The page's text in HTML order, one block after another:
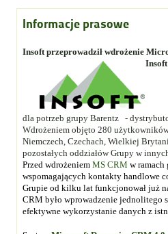
Informacje prasowe
Insoft przeprowadził wdrożenie
Insoft
dla potrzeb grupy Barentz -
Wdrożeniem objęto 280
Niemczech, Czechach, Wielkiej
pozostałych oddziałów Grupy w
Przed wdrożeniem MS CRM w ramach
wspomagających kontakty handlowe
Grupie od kilku lat funkcjonował już
CRM było wprowadzenie jednolitego
efektywne wykorzystanie danych z